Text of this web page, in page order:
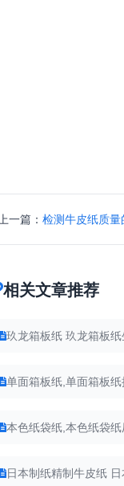
上一篇： 检测牛皮纸质量
相关文章推荐
玖龙箱板纸 玖龙箱板纸
单面箱板纸,单面箱板纸
本色纸袋纸,本色纸袋
日本制纸精制牛皮纸